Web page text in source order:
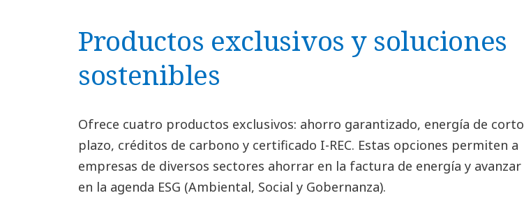
Productos exclusivos y soluciones
sostenibles
Ofrece cuatro productos exclusivos: ahorro garantizado, energía de corto
plazo, créditos de carbono y certificado I-REC. Estas opciones permiten a
empresas de diversos sectores ahorrar en la factura de energía y avanzar
en la agenda ESG (Ambiental, Social y Gobernanza).